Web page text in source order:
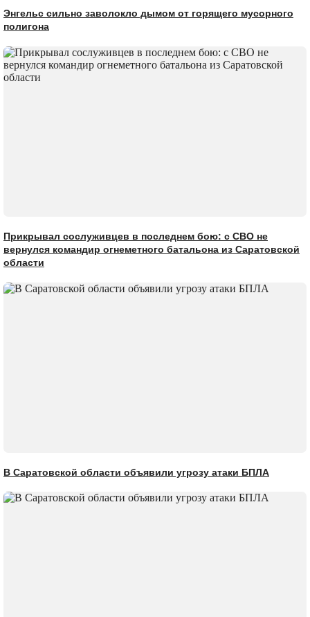
Энгельс сильно заволокло дымом от горящего мусорного
полигона
Прикрывал сослуживцев в последнем бою: с СВО не
вернулся командир огнеметного батальона из Саратовской
области
В Саратовской области объявили угрозу атаки БПЛА